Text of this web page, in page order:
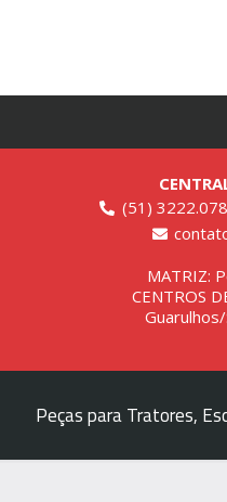
(51)
MATRIZ:
CENTROS
Peças para Tratores,